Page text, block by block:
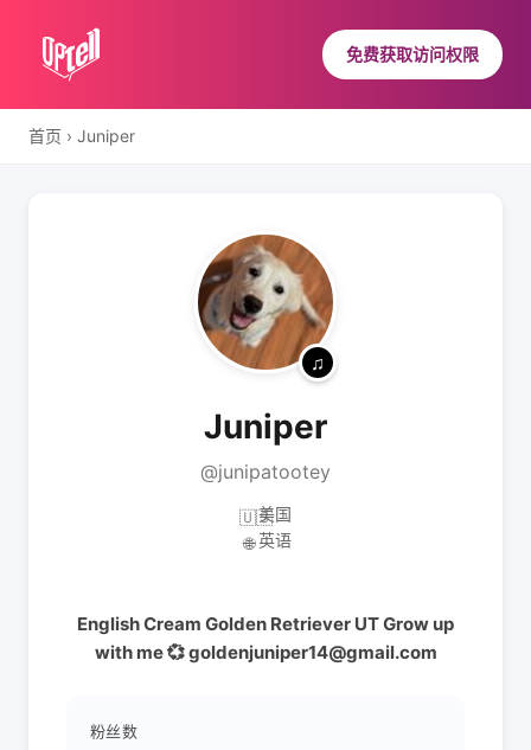
免费获取访问权限
首页 › Juniper
Juniper
@junipatootey
🇺🇸美国
🌐 英语
English Cream Golden Retriever UT Grow up
with me 💞 goldenjuniper14@gmail.com
粉丝数